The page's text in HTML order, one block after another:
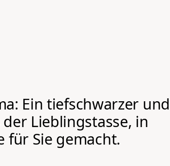
Ein tiefschwarzer und
Lieblingstasse, in
für Sie gemacht.